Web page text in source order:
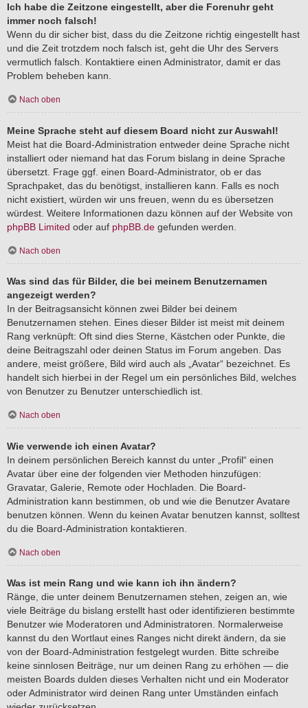
Ich habe die Zeitzone eingestellt, aber die Forenuhr geht
immer noch falsch!
Wenn du dir sicher bist, dass du die Zeitzone richtig eingestellt hast
und die Zeit trotzdem noch falsch ist, geht die Uhr des Servers
vermutlich falsch. Kontaktiere einen Administrator, damit er das
Problem beheben kann.
Nach oben
Meine Sprache steht auf diesem Board nicht zur Auswahl!
Meist hat die Board-Administration entweder deine Sprache nicht
installiert oder niemand hat das Forum bislang in deine Sprache
übersetzt. Frage ggf. einen Board-Administrator, ob er das
Sprachpaket, das du benötigst, installieren kann. Falls es noch
nicht existiert, würden wir uns freuen, wenn du es übersetzen
würdest. Weitere Informationen dazu können auf der Website von
phpBB Limited oder auf phpBB.de gefunden werden.
Nach oben
Was sind das für Bilder, die bei meinem Benutzernamen
angezeigt werden?
In der Beitragsansicht können zwei Bilder bei deinem
Benutzernamen stehen. Eines dieser Bilder ist meist mit deinem
Rang verknüpft: Oft sind dies Sterne, Kästchen oder Punkte, die
deine Beitragszahl oder deinen Status im Forum angeben. Das
andere, meist größere, Bild wird auch als „Avatar“ bezeichnet. Es
handelt sich hierbei in der Regel um ein persönliches Bild, welches
von Benutzer zu Benutzer unterschiedlich ist.
Nach oben
Wie verwende ich einen Avatar?
In deinem persönlichen Bereich kannst du unter „Profil“ einen
Avatar über eine der folgenden vier Methoden hinzufügen:
Gravatar, Galerie, Remote oder Hochladen. Die Board-
Administration kann bestimmen, ob und wie die Benutzer Avatare
benutzen können. Wenn du keinen Avatar benutzen kannst, solltest
du die Board-Administration kontaktieren.
Nach oben
Was ist mein Rang und wie kann ich ihn ändern?
Ränge, die unter deinem Benutzernamen stehen, zeigen an, wie
viele Beiträge du bislang erstellt hast oder identifizieren bestimmte
Benutzer wie Moderatoren und Administratoren. Normalerweise
kannst du den Wortlaut eines Ranges nicht direkt ändern, da sie
von der Board-Administration festgelegt wurden. Bitte schreibe
keine sinnlosen Beiträge, nur um deinen Rang zu erhöhen — die
meisten Boards dulden dieses Verhalten nicht und ein Moderator
oder Administrator wird deinen Rang unter Umständen einfach